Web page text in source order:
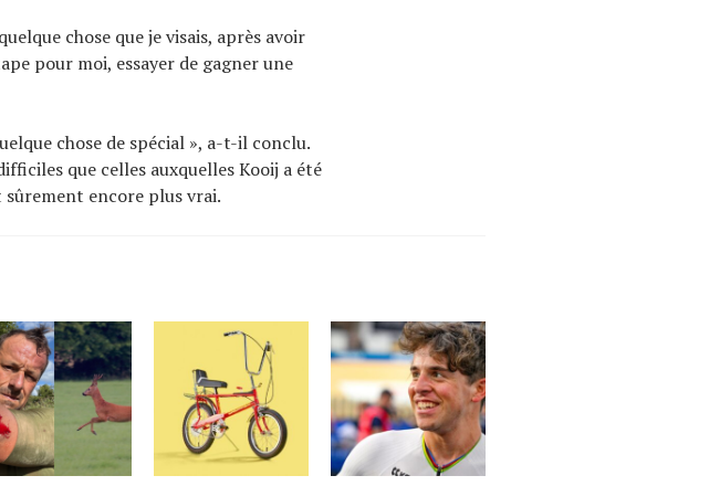
chose que je visais, après avoir
pour moi, essayer de gagner une
chose de spécial », a-t-il conclu.
que celles auxquelles Kooij a été
encore plus vrai.